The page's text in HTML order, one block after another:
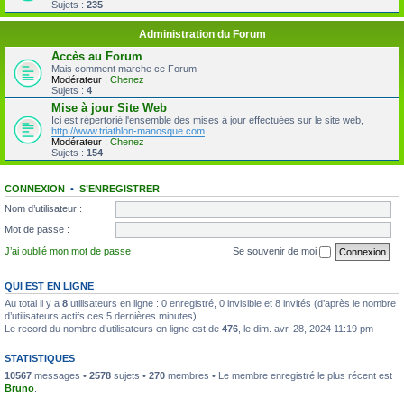
Sujets : 235
Administration du Forum
Accès au Forum
Mais comment marche ce Forum
Modérateur : Chenez
Sujets : 4
Mise à jour Site Web
Ici est répertorié l'ensemble des mises à jour effectuées sur le site web,
http://www.triathlon-manosque.com
Modérateur : Chenez
Sujets : 154
CONNEXION • S’ENREGISTRER
Nom d’utilisateur :
Mot de passe :
J’ai oublié mon mot de passe
Se souvenir de moi
QUI EST EN LIGNE
Au total il y a 8 utilisateurs en ligne : 0 enregistré, 0 invisible et 8 invités (d’après le nombre
d’utilisateurs actifs ces 5 dernières minutes)
Le record du nombre d’utilisateurs en ligne est de 476 , le dim. avr. 28, 2024 11:19 pm
STATISTIQUES
10567 messages • 2578 sujets • 270 membres • Le membre enregistré le plus récent est
Bruno